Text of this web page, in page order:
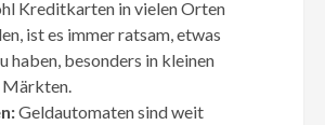
Kreditkarten in vielen Orten
ist es immer ratsam, etwas
haben, besonders in kleinen
Geldautomaten sind weit